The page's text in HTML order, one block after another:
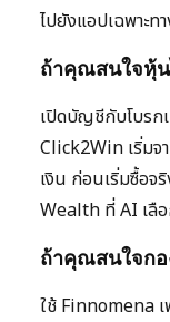
ไปยังแอปเฉพาะท
ถ้าคุณสนใจหุ้
เปิดบัญชีกับโบรก
Click2Win เริ่ม
เงิน ก่อนเริ่มซื้อจ
Wealth ที่ AI เลื
ถ้าคุณสนใจก
ใช้ Finnomena เ